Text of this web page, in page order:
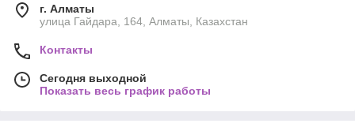
г. Алматы
улица Гайдара, 164, Алматы, Казахстан
Контакты
Сегодня выходной
Показать весь график работы